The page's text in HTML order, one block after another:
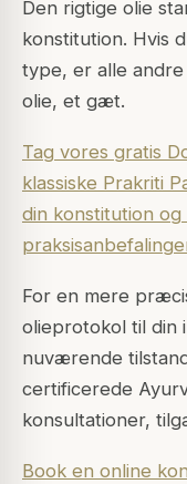
Den rigtige olie
konstitution. Hvis
type, er alle
olie, et gæt.
Tag vores gratis
klassiske Prakriti
din konstitution
For en mere
olieprotokol til din
nuværende
certificerede
konsultationer,
Book en online